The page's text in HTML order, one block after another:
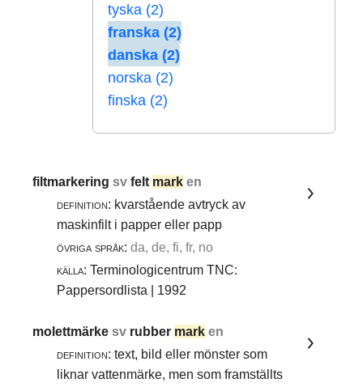
tyska (2)
franska (2)
danska (2)
norska (2)
finska (2)
filtmarkeringsvfelt mark en
definition: kvarstående avtryck av
maskinfilt i papper eller papp
övriga språk: da, de, fi, fr, no
källa: Terminologicentrum TNC:
Pappersordlista | 1992
molettmärkesv rubber mark en
definition: text, bild eller mönster som
liknar vattenmärke, men som framställts